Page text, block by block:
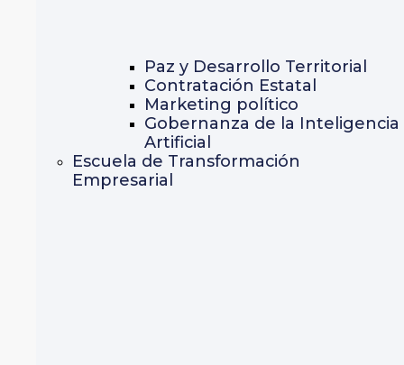
Paz y Desarrollo Territorial
Contratación Estatal
Marketing político
Gobernanza de la Inteligencia
Artificial
Escuela de Transformación
Empresarial